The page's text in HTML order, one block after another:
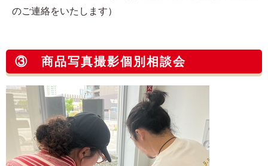
のご連絡をいたします）
③ 商品写真撮影個別相談会